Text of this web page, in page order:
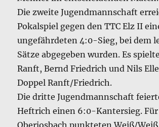
Die zweite Jugendmannschaft
Pokalspiel gegen den TTC Elz II
ungefährdeten 4:0-Sieg, bei dem
Sätze abgegeben wurden. Es
Ranft, Bernd Friedrich und Nils
Doppel Ranft/Friedrich.
Die dritte Jugendmannschaft
Heftrich einen 6:0-Kantersieg. Für
Oberjosbach punkteten Weiß/